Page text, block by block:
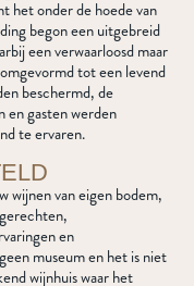
het onder de hoede van
begon een uitgebreid
een verwaarloosd maar
tot een levend
beschermd, de
en gasten werden
te ervaren.
wijnen van eigen bodem,
en
museum en het is niet
wijnhuis waar het